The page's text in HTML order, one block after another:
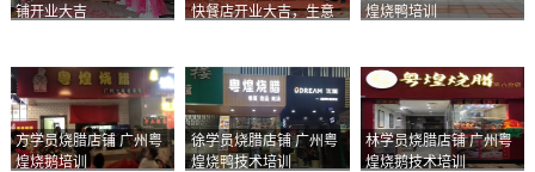
铺开业大吉
快餐店开业大吉，生意
煌烧鸭培训
方学员烧腊店铺 广州粤
煌烧鹅培训
徐学员烧腊店铺 广州粤
煌烧鸭技术培训
林学员烧腊店铺 广州粤
煌烧鹅技术培训